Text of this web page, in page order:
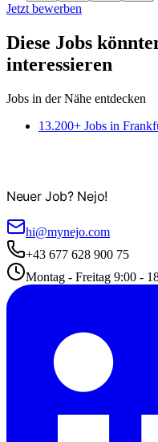
Jetzt bewerben
Diese Jobs
interessieren
Jobs in der Nähe entdecken
13.200+ Jobs in
Neuer Job? Nejo!
hi@mynejo.com
+43 677 628 900 75
Montag - Freitag 9:00 -